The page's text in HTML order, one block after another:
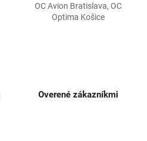
OC Avion Bratislava, OC
Optima Košice
Overené zákazníkmi